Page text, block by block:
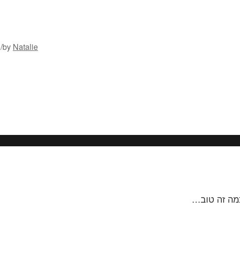
/by Natalie
זה טוב…